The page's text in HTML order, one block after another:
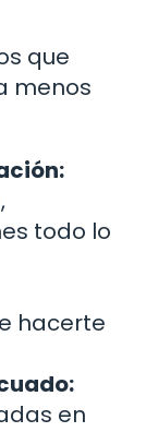
que
menos
todo lo
hacerte
en